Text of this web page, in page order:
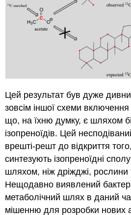
Цей результат був дуже
зовсім іншої схеми
що, на їхню думку, є шляхом
ізопреноїдів. Цей
врешті-решт до відкриття
синтезують ізопреноїдні
шляхом, ніж дріжджі, рослини
Нещодавно виявлений
метаболічний шлях в даний
мішенню для розробки нових